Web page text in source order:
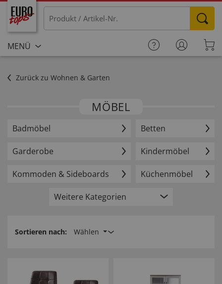
MENÜ
Zurück zu Wohnen & Garten
MÖBEL
Badmöbel Betten
Garderobe Kindermöbel
Kommoden & Sideboards Küchenmöbel
Weitere Kategorien
Sortieren nach: Wählen